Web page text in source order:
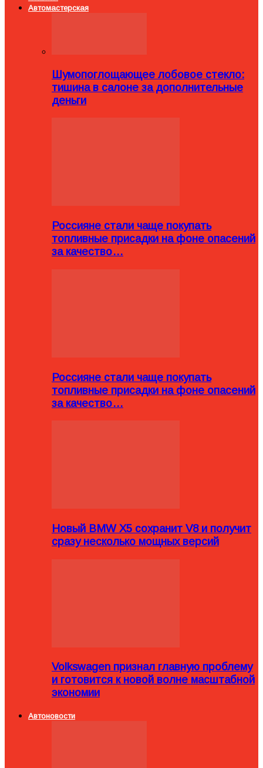
Автомастерская
Шумопоглощающее лобовое стекло:
тишина в салоне за дополнительные
деньги
Россияне стали чаще покупать
топливные присадки на фоне опасений
за качество…
Россияне стали чаще покупать
топливные присадки на фоне опасений
за качество…
Новый BMW X5 сохранит V8 и получит
сразу несколько мощных версий
Volkswagen признал главную проблему
и готовится к новой волне масштабной
экономии
Автоновости